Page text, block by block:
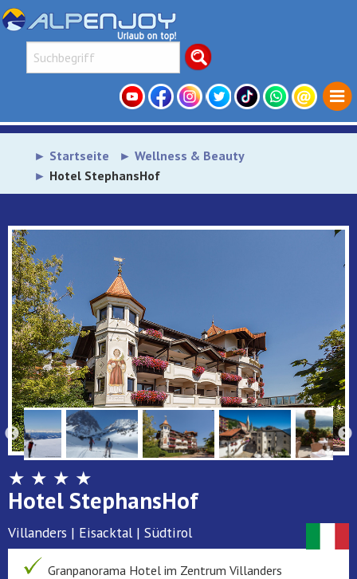
Startseite
Wellness & Beauty
Hotel StephansHof
★ ★ ★ ★
Hotel StephansHof
Villanders | Eisacktal | Südtirol
Granpanorama Hotel im Zentrum Villanders